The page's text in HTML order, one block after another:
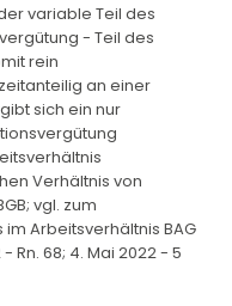
variable Teil des
- Teil des
rein
an einer
sich ein nur
Verhältnis von
vgl. zum
Arbeitsverhältnis BAG
Rn. 68; 4. Mai 2022 - 5